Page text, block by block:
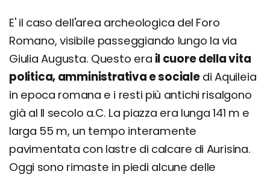
E' il caso dell'area archeologica del Foro
Romano, visibile passeggiando lungo la via
Giulia Augusta. Questo era il cuore della vita
politica, amministrativa e socialedi Aquileia
in epoca romana e i resti più antichi risalgono
già al II secolo a.C. La piazza era lunga 141 m e
larga 55 m, un tempo interamente
pavimentata con lastre di calcare di Aurisina.
Oggi sono rimaste in piedi alcune delle